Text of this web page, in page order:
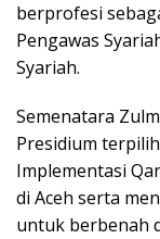
berprofesi
Pengawas
Syariah.
Semenatara
Presidium
Implementasi
di Aceh serta
untuk berbenah